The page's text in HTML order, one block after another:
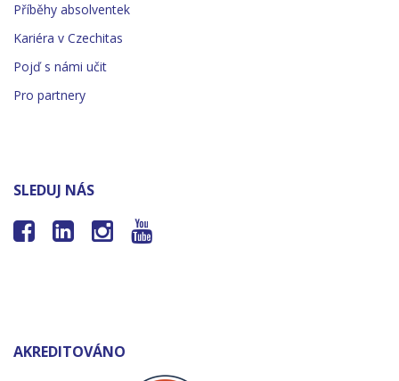
Příběhy absolventek
Kariéra v Czechitas
Pojď s námi učit
Pro partnery
SLEDUJ NÁS
   
AKREDITOVÁNO